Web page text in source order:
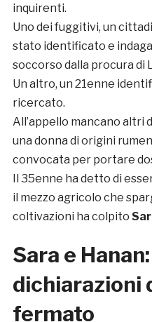
inquirenti.
Uno dei fuggitivi, un
stato identificato e
soccorso dalla procura di
Un altro, un 21enne
ricercato.
All’appello mancano altri
una donna di origini
convocata per portare
Il 35enne ha detto di
il mezzo agricolo che
coltivazioni ha colpito
Sara e
dichiarazioni
fermato